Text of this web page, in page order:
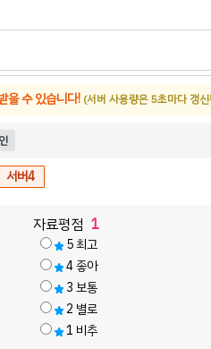
을 수 있습니다! (서버 사용량은 5초마다 갱
서버4
자료평점 1
5최고
4좋아
3보통
2 별로
1 비추